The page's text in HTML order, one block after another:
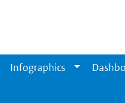
Infographics